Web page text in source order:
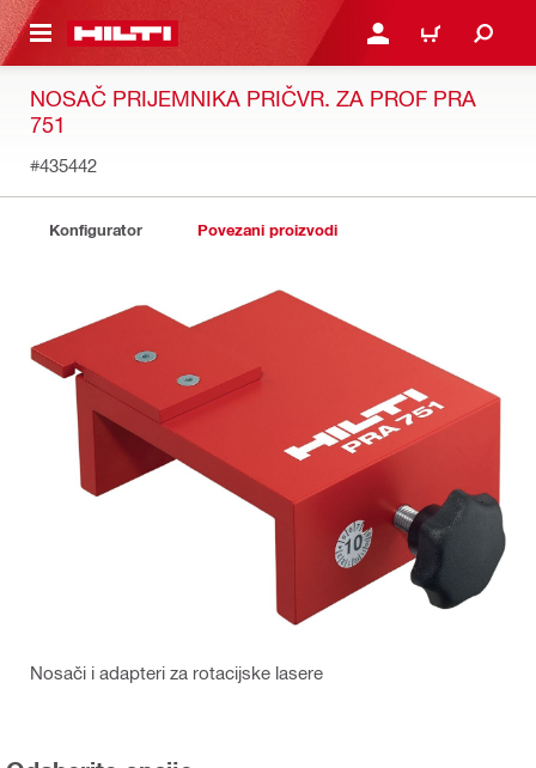
GLAVNI SADRŽAJ PRIJAVI SE ILI SE
KOŠARICA
NOSAČ PRIJEMNIKA PRIČVR. ZA PROF PRA
751
#435442
Konfigurator Povezani proizvodi
Nosači i adapteri za rotacijske lasere